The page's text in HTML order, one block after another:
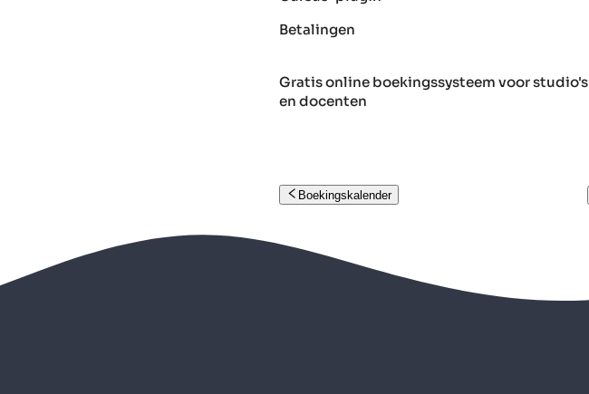
Betalingen
Gratis online boekingssysteem voor studio's
en docenten
Boekingskalender